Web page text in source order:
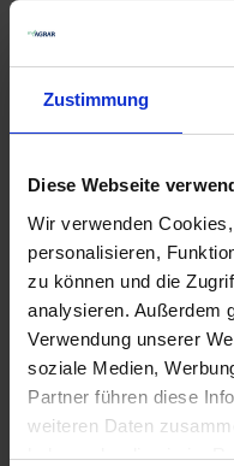
Zustimmung
Diese Webseite
Wir verwenden
personalisieren,
zu können und die
analysieren. Außerdem
Verwendung unserer
soziale Medien,
Partner führen diese
weiteren Daten
haben oder die sie im
GRANIT BLACK
EDITION Edelstahl
Magnet-Teller
zzgl. MwSt.
13,91 € / St
IN DEN